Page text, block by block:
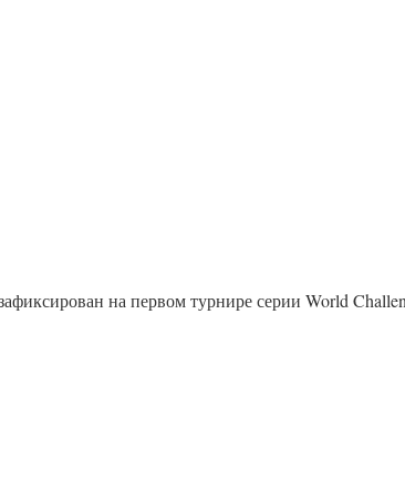
на первом турнире серии World